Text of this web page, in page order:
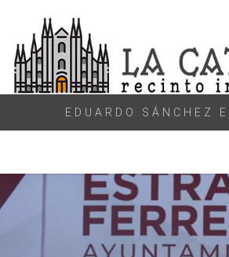
content
EDUARDO SÁNCHEZ